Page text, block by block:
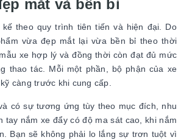
mắt và bền bỉ
theo quy trình tiên tiến và hiện đại. Do
vừa đẹp mắt lại vừa bền bỉ theo thời
xe hợp lý và đồng thời còn đạt đủ mức
thao tác. Mỗi một phần, bộ phận của xe
càng trước khi cung cấp.
có sự tương ứng tùy theo mục đích, nhu
tay nắm xe đẩy có độ ma sát cao, khi nắm
Bạn sẽ không phải lo lắng sự trơn tuột vì